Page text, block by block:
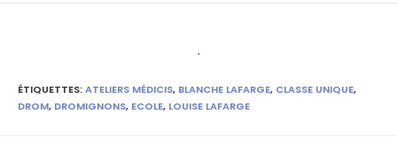
.
ÉTIQUETTES:ATELIERS MÉDICIS, BLANCHE LAFARGE, CLASSE UNIQUE,
DROM, DROMIGNONS, ECOLE, LOUISE LAFARGE